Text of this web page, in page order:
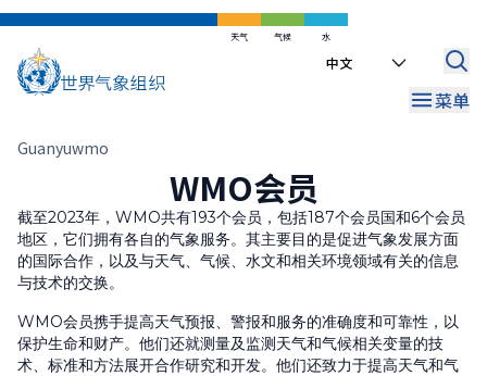
跳
天气 气候 水
Select
菜单
Regional Coordination Office
联络办公室
面
屑
Guanyuwmo
WMO会员
截至2023年，WMO共有193个会员，包括187个会员国和6个会员
地区，它们拥有各自的气象服务。其主要目的是促进气象发展方面
的国际合作，以及与天气、气候、水文和相关环境领域有关的信息
与技术的交换。
WMO会员携手提高天气预报、警报和服务的准确度和可靠性，以
保护生命和财产。他们还就测量及监测天气和气候相关变量的技
术、标准和方法展开合作研究和开发。他们还致力于提高天气和气